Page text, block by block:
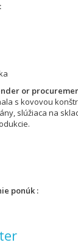
or
s kovovou
slúžiaca na
ponúk